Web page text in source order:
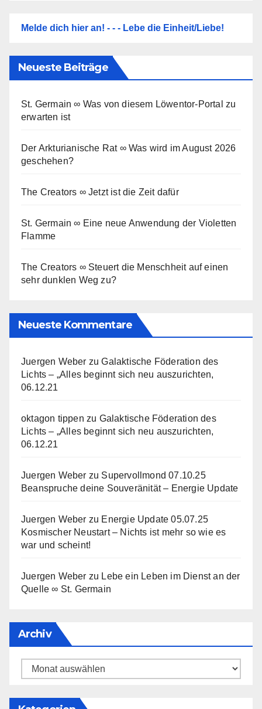
Melde dich hier an! - - - Lebe die Einheit/Liebe!
Neueste Beiträge
St. Germain ∞ Was von diesem Löwentor-Portal zu
erwarten ist
Der Arkturianische Rat ∞ Was wird im August 2026
geschehen?
The Creators ∞ Jetzt ist die Zeit dafür
St. Germain ∞ Eine neue Anwendung der Violetten
Flamme
The Creators ∞ Steuert die Menschheit auf einen
sehr dunklen Weg zu?
Neueste Kommentare
Juergen Weber zuGalaktische Föderation des
Lichts – „Alles beginnt sich neu auszurichten,
06.12.21
oktagon tippen zu Galaktische Föderation des
Lichts – „Alles beginnt sich neu auszurichten,
06.12.21
Juergen Weber zu Supervollmond 07.10.25
Beanspruche deine Souveränität – Energie Update
Juergen Weber zu Energie Update 05.07.25
Kosmischer Neustart – Nichts ist mehr so wie es
war und scheint!
Juergen Weber zu Lebe ein Leben im Dienst an der
Quelle ∞ St. Germain
Archiv
Archiv